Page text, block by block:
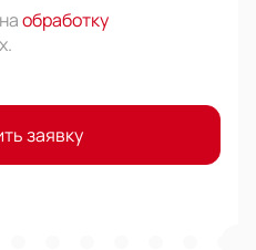
обработку
.
заявку